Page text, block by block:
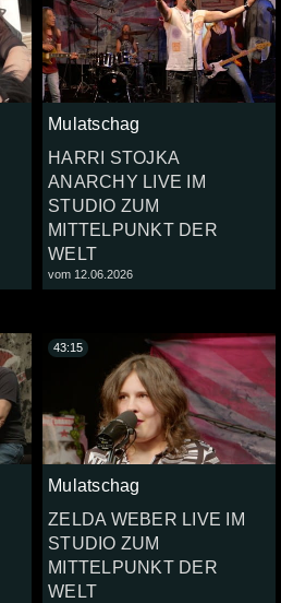
Mulatschag
HARRI STOJKA
ANARCHY LIVE IM
STUDIO ZUM
MITTELPUNKT DER
WELT
vom 12.06.2026
Mulatschag
ZELDA WEBER LIVE IM
STUDIO ZUM
MITTELPUNKT DER
WELT
43:15